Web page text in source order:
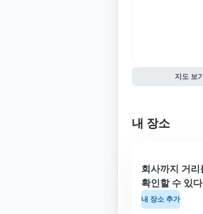
지도 보
내 장소
회사까지 거리
확인할 수 있
내 장소 추가